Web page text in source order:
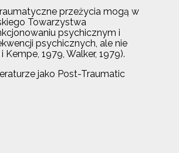
przeżycia mogą w
Towarzystwa
psychicznym i
psychicznych, ale nie
1979, Walker, 1979).
jako Post-Traumatic